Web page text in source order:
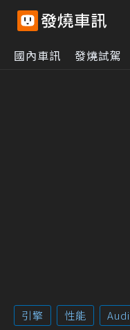
國內車訊 發燒試駕
引擎 性能 Audi